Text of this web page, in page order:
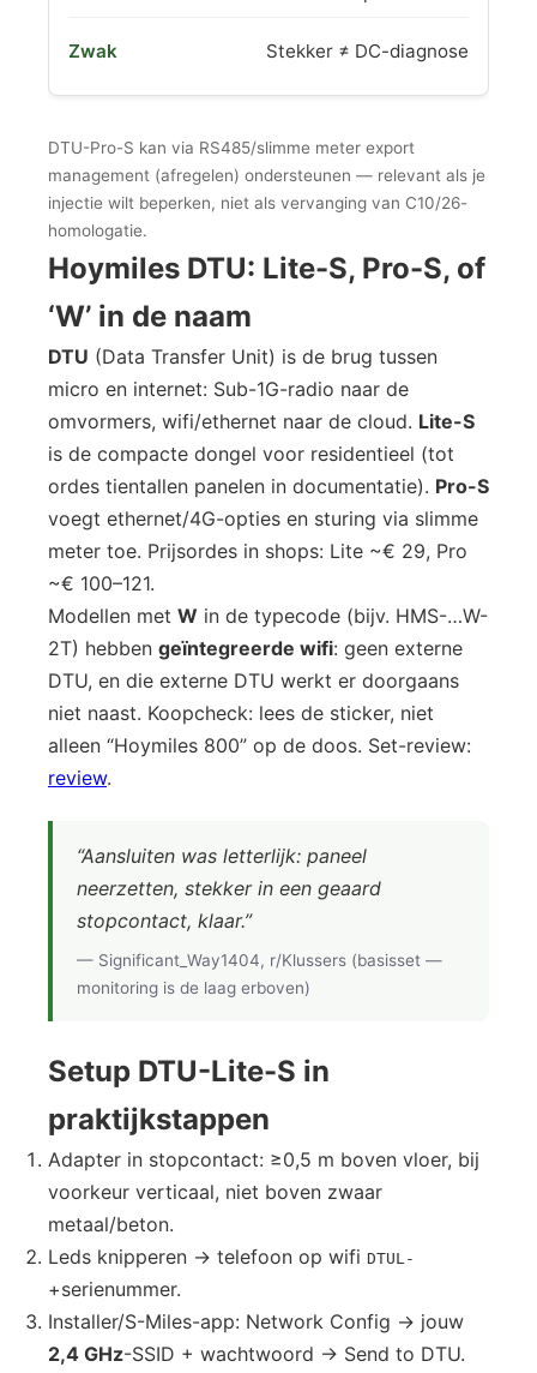
Stekker ≠ DC-diagnose
DTU-Pro-S kan via RS485/slimme meter export
management (afregelen) ondersteunen — relevant als je
injectie wilt beperken, niet als vervanging van C10/26-
homologatie.
Hoymiles DTU: Lite-S, Pro-S, of
‘W’ in de naam
DTU (Data Transfer Unit) is de brug tussen
micro en internet: Sub-1G-radio naar de
omvormers, wifi/ethernet naar de cloud. Lite-S
is de compacte dongel voor residentieel (tot
ordes tientallen panelen in documentatie). Pro-S
voegt ethernet/4G-opties en sturing via slimme
meter toe. Prijsordes in shops: Lite ~€ 29, Pro
~€ 100–121.
Modellen met W in de typecode (bijv. HMS-…W-
2T) hebben geïntegreerde wifi: geen externe
DTU, en die externe DTU werkt er doorgaans
niet naast. Koopcheck: lees de sticker, niet
alleen “Hoymiles 800” op de doos. Set-review:
review.
“Aansluiten was letterlijk: paneel
neerzetten, stekker in een geaard
stopcontact, klaar.”
— Significant_Way1404, r/Klussers (basisset —
monitoring is de laag erboven)
Setup DTU-Lite-S in
praktijkstappen
Adapter in stopcontact: ≥0,5 m boven vloer, bij
voorkeur verticaal, niet boven zwaar
metaal/beton.
Leds knipperen → telefoon op wifi DTUL-
+serienummer.
Installer/S-Miles-app: Network Config → jouw
2,4 GHz-SSID + wachtwoord → Send to DTU.